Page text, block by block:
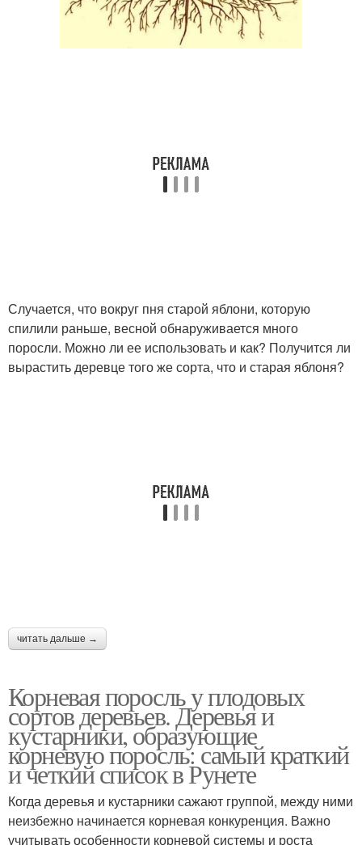
Случается, что вокруг пня старой яблони, которую
спилили раньше, весной обнаруживается много
поросли. Можно ли ее использовать и как? Получится ли
вырастить деревце того же сорта, что и старая яблоня?
читать дальше →
Корневая поросль у плодовых
сортов деревьев. Деревья и
кустарники, образующие
корневую поросль: самый краткий
и четкий список в Рунете
Когда деревья и кустарники сажают группой, между ними
неизбежно начинается корневая конкуренция. Важно
учитывать особенности корневой системы и роста